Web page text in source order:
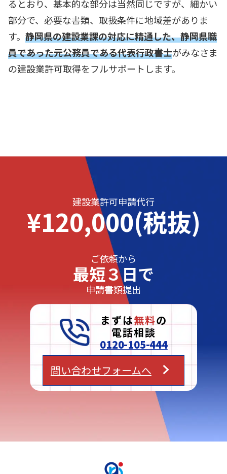
るとおり、基本的な部分は当然同じですが、細かい
部分で、必要な書類、取扱条件に地域差がありま
す。静岡県の建設業課の対応に精通した、静岡県職
員であった元公務員である代表行政書士がみなさま
の建設業許可取得をフルサポートします。
建設業許可申請代行
¥120,000(税抜)
ご依頼から
最短３日で
申請書類提出
まずは無料の
電話相談
0120-105-444
問い合わせフォームへ